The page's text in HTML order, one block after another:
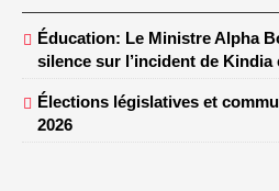
Éducation: Le Ministre Alpha
silence sur l’incident de Kindia
Élections législatives et
2026